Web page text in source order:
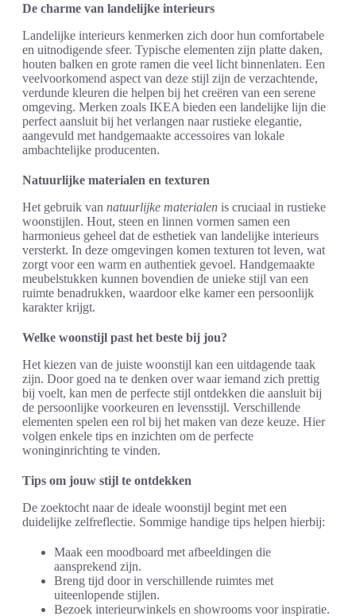
De charme van landelijke interieurs
Landelijke interieurs kenmerken zich door hun comfortabele
en uitnodigende sfeer. Typische elementen zijn platte daken,
houten balken en grote ramen die veel licht binnenlaten. Een
veelvoorkomend aspect van deze stijl zijn de verzachtende,
verdunde kleuren die helpen bij het creëren van een serene
omgeving. Merken zoals IKEA bieden een landelijke lijn die
perfect aansluit bij het verlangen naar rustieke elegantie,
aangevuld met handgemaakte accessoires van lokale
ambachtelijke producenten.
Natuurlijke materialen en texturen
Het gebruik van natuurlijke materialen is cruciaal in rustieke
woonstijlen. Hout, steen en linnen vormen samen een
harmonieus geheel dat de esthetiek van landelijke interieurs
versterkt. In deze omgevingen komen texturen tot leven, wat
zorgt voor een warm en authentiek gevoel. Handgemaakte
meubelstukken kunnen bovendien de unieke stijl van een
ruimte benadrukken, waardoor elke kamer een persoonlijk
karakter krijgt.
Welke woonstijl past het beste bij jou?
Het kiezen van de juiste woonstijl kan een uitdagende taak
zijn. Door goed na te denken over waar iemand zich prettig
bij voelt, kan men de perfecte stijl ontdekken die aansluit bij
de persoonlijke voorkeuren en levensstijl. Verschillende
elementen spelen een rol bij het maken van deze keuze. Hier
volgen enkele tips en inzichten om de perfecte
woninginrichting te vinden.
Tips om jouw stijl te ontdekken
De zoektocht naar de ideale woonstijl begint met een
duidelijke zelfreflectie. Sommige handige tips helpen hierbij:
Maak een moodboard met afbeeldingen die
aansprekend zijn.
Breng tijd door in verschillende ruimtes met
uiteenlopende stijlen.
Bezoek interieurwinkels en showrooms voor inspiratie.